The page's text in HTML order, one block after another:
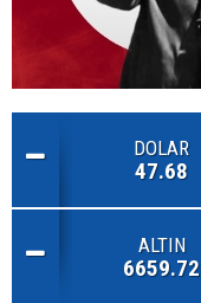
DOLAR
47.68
ALTIN
6659.72